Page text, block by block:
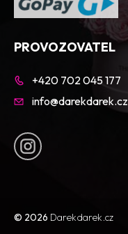
PROVOZOVATEL
+420 702 045 177
info@darekdarek.cz
© 2026 Darekdarek.cz